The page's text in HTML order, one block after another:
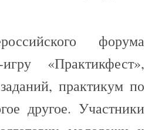
форума
«Практикфест»,
практикум по
другое. Участники